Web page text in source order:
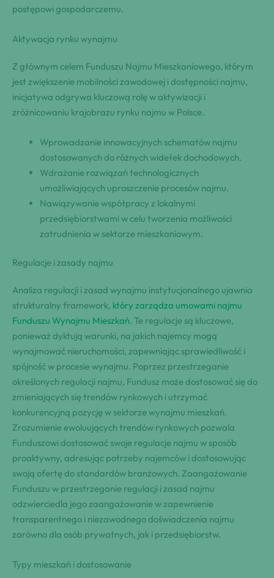
postępowi gospodarczemu.
Aktywacja rynku wynajmu
Z głównym celem Funduszu Najmu Mieszkaniowego, którym
jest zwiększenie mobilności zawodowej i dostępności najmu,
inicjatywa odgrywa kluczową rolę w aktywizacji i
zróżnicowaniu krajobrazu rynku najmu w Polsce.
Wprowadzanie innowacyjnych schematów najmu
dostosowanych do różnych widełek dochodowych.
Wdrażanie rozwiązań technologicznych
umożliwiających uproszczenie procesów najmu.
Nawiązywanie współpracy z lokalnymi
przedsiębiorstwami w celu tworzenia możliwości
zatrudnienia w sektorze mieszkaniowym.
Regulacje i zasady najmu
Analiza regulacji i zasad wynajmu instytucjonalnego ujawnia
strukturalny framework, który zarządza umowami najmu
Funduszu Wynajmu Mieszkań. Te regulacje są kluczowe,
ponieważ dyktują warunki, na jakich najemcy mogą
wynajmować nieruchomości, zapewniając sprawiedliwość i
spójność w procesie wynajmu. Poprzez przestrzeganie
określonych regulacji najmu, Fundusz może dostosować się do
zmieniających się trendów rynkowych i utrzymać
konkurencyjną pozycję w sektorze wynajmu mieszkań.
Zrozumienie ewoluujących trendów rynkowych pozwala
Funduszowi dostosować swoje regulacje najmu w sposób
proaktywny, adresując potrzeby najemców i dostosowując
swoją ofertę do standardów branżowych. Zaangażowanie
Funduszu w przestrzeganie regulacji i zasad najmu
odzwierciedla jego zaangażowanie w zapewnienie
transparentnego i niezawodnego doświadczenia najmu
zarówno dla osób prywatnych, jak i przedsiębiorstw.
Typy mieszkań i dostosowanie